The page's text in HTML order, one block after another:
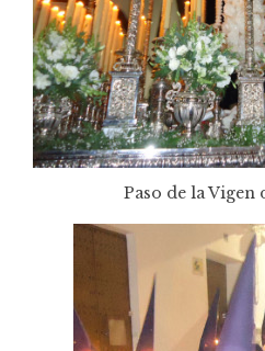
Paso de la Vigen